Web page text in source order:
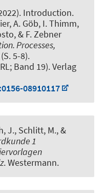
Introduction.
A. Göb, I. Thimm,
& F. Zebner
Processes,
(S. 5-8).
Band 19). Verlag
08910117
J., Schlitt, M., &
1
. Westermann.